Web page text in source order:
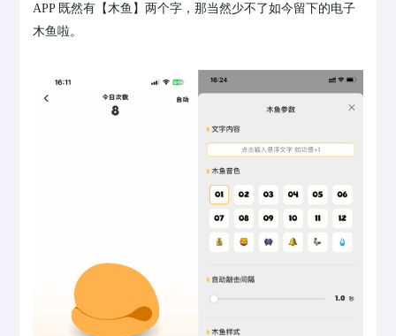
APP 既然有【木鱼】两个字，那当然少不了如今留下的电子
木鱼啦。